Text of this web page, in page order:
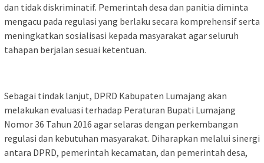
dan tidak diskriminatif. Pemerintah desa dan panitia diminta
mengacu pada regulasi yang berlaku secara komprehensif serta
meningkatkan sosialisasi kepada masyarakat agar seluruh
tahapan berjalan sesuai ketentuan.
Sebagai tindak lanjut, DPRD Kabupaten Lumajang akan
melakukan evaluasi terhadap Peraturan Bupati Lumajang
Nomor 36 Tahun 2016 agar selaras dengan perkembangan
regulasi dan kebutuhan masyarakat. Diharapkan melalui sinergi
antara DPRD, pemerintah kecamatan, dan pemerintah desa,